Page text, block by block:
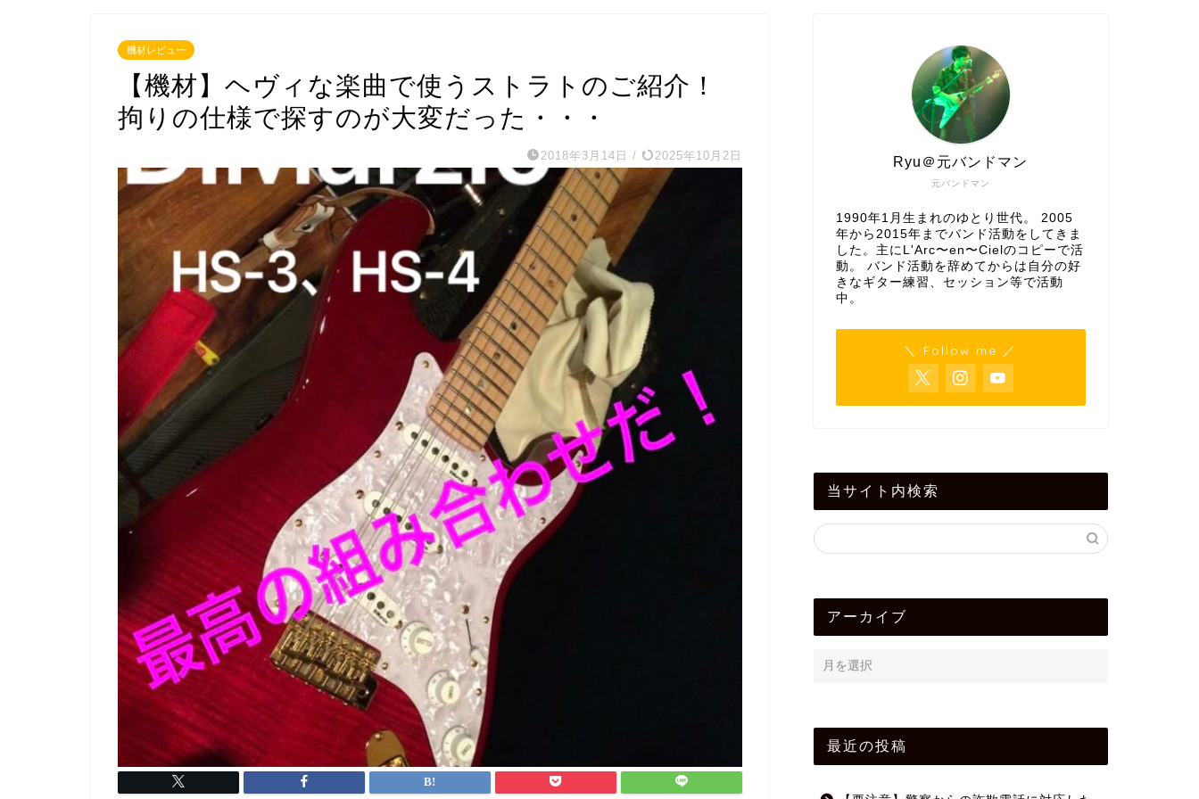
機材レビュー
【機材】ヘヴィな楽曲で使うストラトのご紹介！
拘りの仕様で探すのが大変だった・・・
2018年3月14日 / 2025年10月2日
元バンドマン
Ryu＠元バンドマン
1990年1月生まれのゆとり世代。 2005
年から2015年までバンド活動をしてきま
した。主にL'Arc〜en〜Cielのコピーで活
動。 バンド活動を辞めてからは自分の好
きなギター練習、セッション等で活動
中。
＼ Follow me ／
当サイト内検索
アーカイブ
最近の投稿